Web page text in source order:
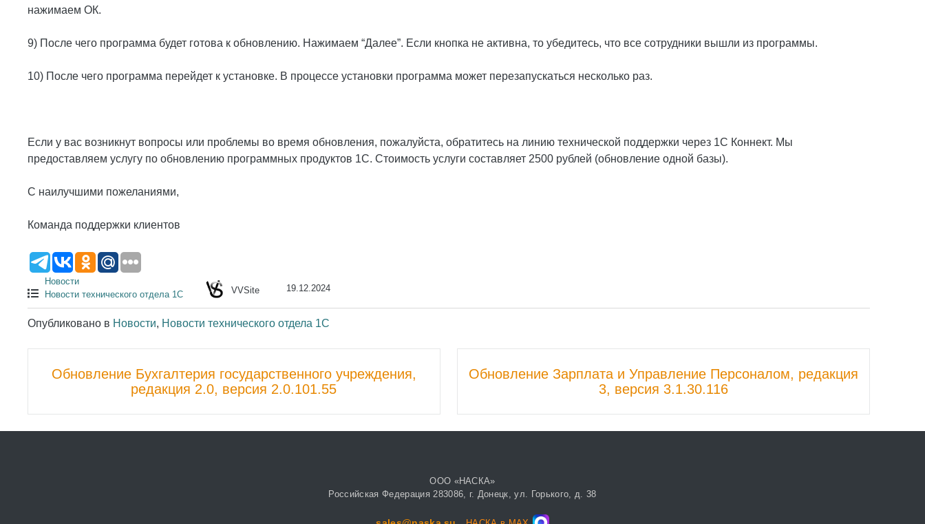
нажимаем ОК.
9) После чего программа будет готова к обновлению. Нажимаем “Далее”. Если кнопка не активна, то убедитесь, что все сотрудники вышли из программы.
10) После чего программа перейдет к установке. В процессе установки программа может перезапускаться несколько раз.
Если у вас возникнут вопросы или проблемы во время обновления, пожалуйста, обратитесь на линию технической поддержки через 1С Коннект. Мы
предоставляем услугу по обновлению программных продуктов 1С. Стоимость услуги составляет 2500 рублей (обновление одной базы).
С наилучшими пожеланиями,
Команда поддержки клиентов
Новости
Новости технического отдела 1С
VVSite 19.12.2024
Опубликовано в Новости, Новости технического отдела 1С
навигации
Обновление Бухгалтерия государственного учреждения,
редакция 2.0, версия 2.0.101.55
Обновление Зарплата и Управление Персоналом, редакция
3, версия 3.1.30.116
ООО «НАСКА»
Российская Федерация 283086, г. Донецк, ул. Горького, д. 38